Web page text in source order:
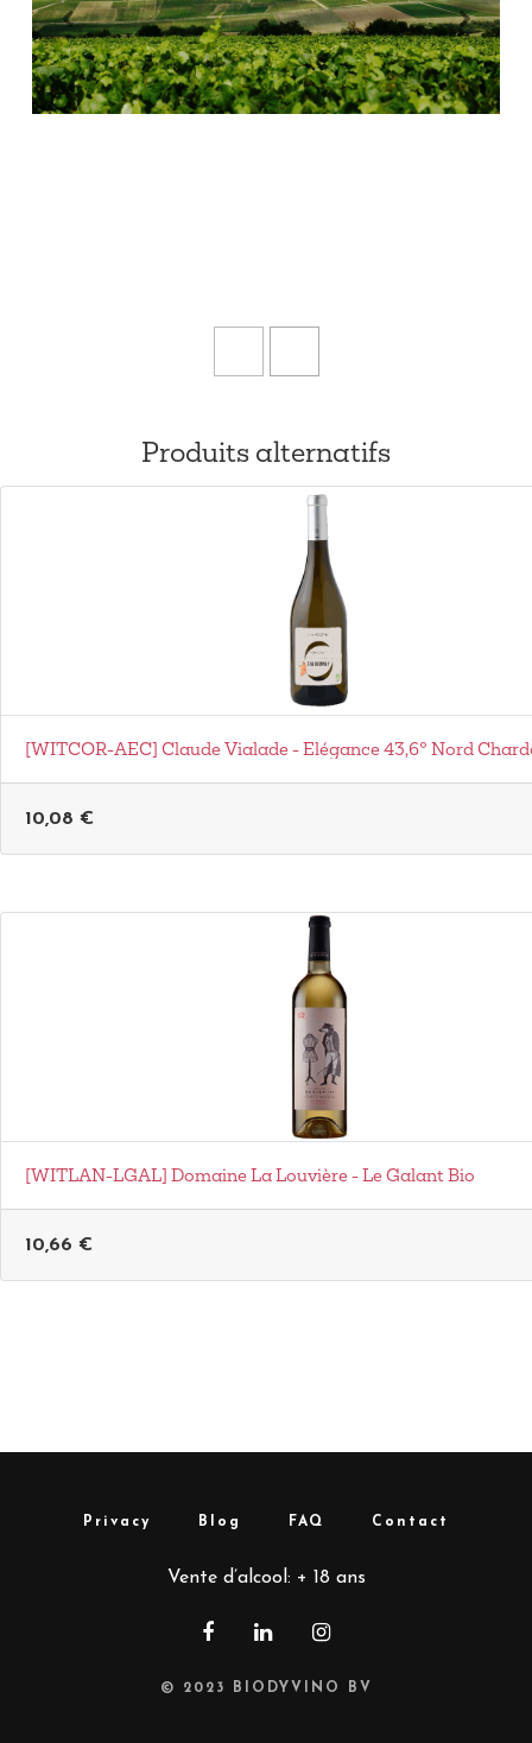
Produits alternatifs
[WITCOR-AEC] Claude Vialade - Elégance 43,6° Nord
10,08 €
[WITLAN-LGAL] Domaine La Louvière - Le Galant Bio
10,66 €
Privacy Blog FAQ Contact
Vente d’alcool: + 18 ans
© 2023 BIODYVINO BV